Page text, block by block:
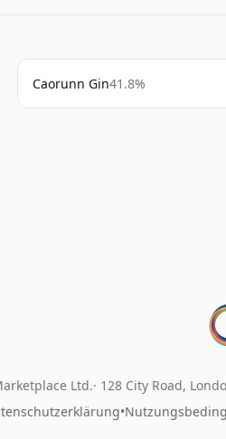
Caorunn Gin41.8%
Ltd. 128 City Road,
•